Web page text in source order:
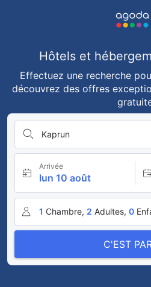
Hôtels et
Effectuez une recherche
découvrez des offres
Kaprun
Arrivée
lun 10 août
1 Chambre, 2 Adultes, 0
C'EST